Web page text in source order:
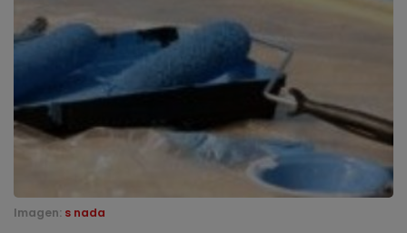
Imagen: s nada